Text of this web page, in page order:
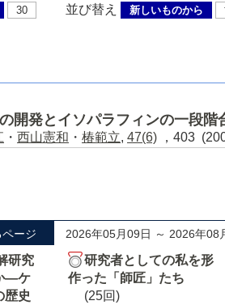
30 並び替え 新しいものから
開発とイソパラフィンの一段階
・ 西山憲和 ・ 椿範立, 47(6) ，403
ージ 2026年05月09日 ～ 2026年08
研究
―ケ
歴史
研究者としての私を形
作った「師匠」たち
(25回)